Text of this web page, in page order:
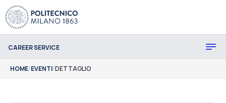
CAREER SERVICE
HOME/EVENTI/DETTAGLIO